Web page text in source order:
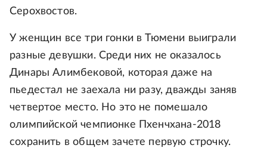
Серохвостов.
У женщин все три гонки в Тюмени выиграли
разные девушки. Среди них не оказалось
Динары Алимбековой, которая даже на
пьедестал не заехала ни разу, дважды заняв
четвертое место. Но это не помешало
олимпийской чемпионке Пхенчхана-2018
сохранить в общем зачете первую строчку.